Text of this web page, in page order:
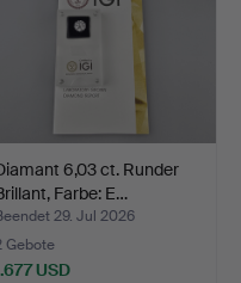
6,03 ct. Runder
Farbe: E…
29. Jul 2026
Gebote
USD